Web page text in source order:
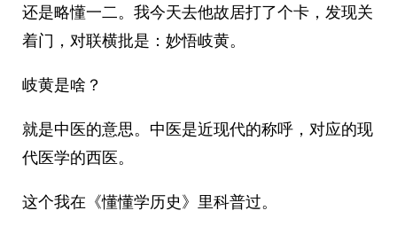
还是略懂一二。我今天去他故居打了个卡，发现关
着门，对联横批是：妙悟岐黄。
岐黄是啥？
就是中医的意思。中医是近现代的称呼，对应的现
代医学的西医。
这个我在《懂懂学历史》里科普过。